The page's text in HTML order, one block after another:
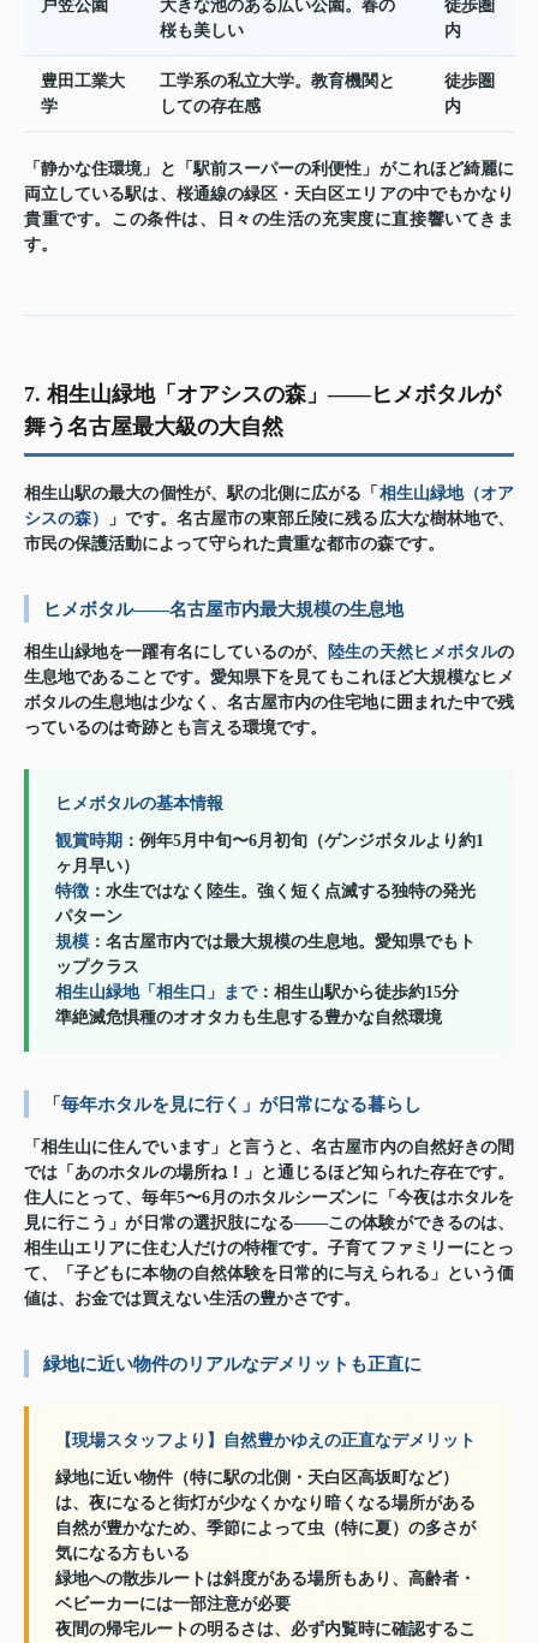
戸笠公園
大きな池のある広い公園。春の
桜も美しい
徒歩圏
内
豊田工業大
学
工学系の私立大学。教育機関と
しての存在感
徒歩圏
内
「静かな住環境」と「駅前スーパーの利便性」がこれほど綺麗に
両立している駅は、桜通線の緑区・天白区エリアの中でもかなり
貴重です。この条件は、日々の生活の充実度に直接響いてきま
す。
7. 相生山緑地「オアシスの森」——ヒメボタルが
舞う名古屋最大級の大自然
相生山駅の最大の個性が、駅の北側に広がる「相生山緑地（オア
シスの森）
」です。名古屋市の東部丘陵に残る広大な樹林地で、
市民の保護活動によって守られた貴重な都市の森です。
ヒメボタル——名古屋市内最大規模の生息地
相生山緑地を一躍有名にしているのが、 陸生の天然ヒメボタルの
生息地であることです。愛知県下を見てもこれほど大規模なヒメ
ボタルの生息地は少なく、名古屋市内の住宅地に囲まれた中で残
っているのは奇跡とも言える環境です。
ヒメボタルの基本情報
観賞時期 ：例年5月中旬〜6月初旬（ゲンジボタルより約1
ヶ月早い）
特徴 ：水生ではなく陸生。強く短く点滅する独特の発光
パターン
規模 ：名古屋市内では最大規模の生息地。愛知県でもト
ップクラス
相生山緑地「相生口」まで：相生山駅から徒歩約15分
準絶滅危惧種のオオタカも生息する豊かな自然環境
「毎年ホタルを見に行く」が日常になる暮らし
「相生山に住んでいます」と言うと、名古屋市内の自然好きの間
では「あのホタルの場所ね！」と通じるほど知られた存在です。
住人にとって、毎年5〜6月のホタルシーズンに「今夜はホタルを
見に行こう」が日常の選択肢になる——この体験ができるのは、
相生山エリアに住む人だけの特権です。子育てファミリーにとっ
て、「子どもに本物の自然体験を日常的に与えられる」という価
値は、お金では買えない生活の豊かさです。
緑地に近い物件のリアルなデメリットも正直に
【現場スタッフより】自然豊かゆえの正直なデメリット
緑地に近い物件（特に駅の北側・天白区高坂町など）
は、夜になると街灯が少なくかなり暗くなる場所がある
自然が豊かなため、季節によって虫（特に夏）の多さが
気になる方もいる
緑地への散歩ルートは斜度がある場所もあり、高齢者・
ベビーカーには一部注意が必要
夜間の帰宅ルートの明るさは、必ず内覧時に確認するこ